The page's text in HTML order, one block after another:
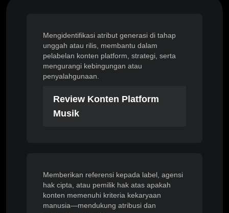
Mengidentifikasi atribut generasi di tahap
unggah atau rilis, membantu dalam
pelabelan konten platform, strategi, serta
mengurangi kebingungan atau
penyalahgunaan.
Review Konten Platform
Musik
Memberikan referensi kepada label, agensi
hak cipta, atau pemilik hak atas apakah
konten memenuhi kriteria kekaryaan
manusia—mendukung atribusi dan